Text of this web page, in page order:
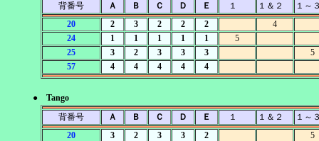
背番号
Ａ Ｂ Ｃ Ｄ Ｅ １ １＆２
１
20
2 3 2 2 2
4
24
1 1 1 1 1
5
25
3 2 3 3 3
5
57
4 4 4 4 4
● Tango
背番号
Ａ Ｂ Ｃ Ｄ Ｅ １ １＆２
１
20
3 2 3 3 2
5